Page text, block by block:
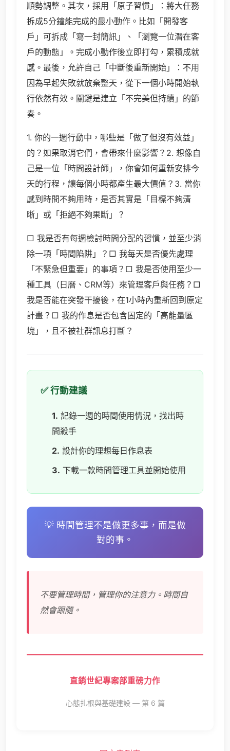
順勢調整。其次，採用「原子習慣」：將大任務
拆成5分鐘能完成的最小動作。比如「開發客
戶」可拆成「寫一封簡訊」、「瀏覽一位潛在客
戶的動態」。完成小動作後立即打勾，累積成就
感。最後，允許自己「中斷後重新開始」：不用
因為早起失敗就放棄整天，從下一個小時開始執
行依然有效。關鍵是建立「不完美但持續」的節
奏。
1. 你的一週行動中，哪些是「做了但沒有效益」
的？如果取消它們，會帶來什麼影響？2. 想像自
己是一位「時間設計師」，你會如何重新安排今
天的行程，讓每個小時都產生最大價值？3. 當你
感到時間不夠用時，是否其實是「目標不夠清
晰」或「拒絕不夠果斷」？
□ 我是否有每週檢討時間分配的習慣，並至少消
除一項「時間陷阱」？□ 我每天是否優先處理
「不緊急但重要」的事項？□ 我是否使用至少一
種工具（日曆、CRM等）來管理客戶與任務？□
我是否能在突發干擾後，在1小時內重新回到原定
計畫？□ 我的作息是否包含固定的「高能量區
塊」，且不被社群訊息打斷？
✅ 行動建議
1. 記錄一週的時間使用情況，找出時
間殺手
2. 設計你的理想每日作息表
3. 下載一款時間管理工具並開始使用
💡 時間管理不是做更多事，而是做
對的事。
不要管理時間，管理你的注意力。時間自
然會跟隨。
直銷世紀專案部重磅力作
心態扎根與基礎建設 — 第 6 篇